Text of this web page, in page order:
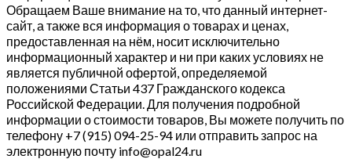
Обращаем Ваше внимание на то, что данный интернет-
сайт, а также вся информация о товарах и ценах,
предоставленная на нём, носит исключительно
информационный характер и ни при каких условиях не
является публичной офертой, определяемой
положениями Статьи 437 Гражданского кодекса
Российской Федерации. Для получения подробной
информации о стоимости товаров, Вы можете получить по
телефону +7 (915) 094-25-94 или отправить запрос на
электронную почту info@opal24.ru